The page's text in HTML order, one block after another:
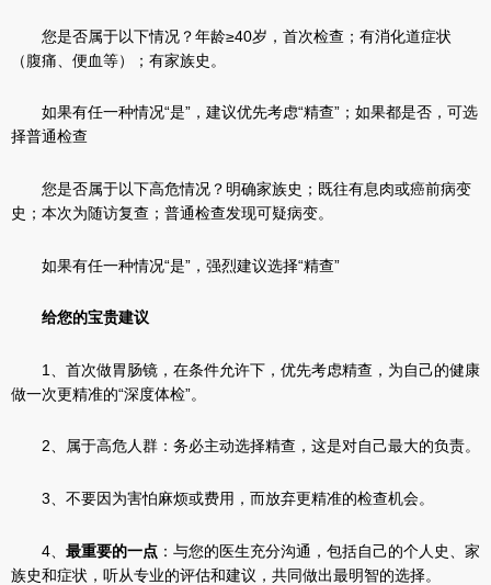
您是否属于以下情况？年龄≥40岁，首次检查；有消化道症状
（腹痛、便血等）；有家族史。
如果有任一种情况“是”，建议优先考虑“精查”；如果都是否，可选
择普通检查
您是否属于以下高危情况？明确家族史；既往有息肉或癌前病变
史；本次为随访复查；普通检查发现可疑病变。
如果有任一种情况“是”，强烈建议选择“精查”
给您的宝贵建议
1、首次做胃肠镜，在条件允许下，优先考虑精查，为自己的健康
做一次更精准的“深度体检”。
2、属于高危人群：务必主动选择精查，这是对自己最大的负责。
3、不要因为害怕麻烦或费用，而放弃更精准的检查机会。
4、 最重要的一点 ：与您的医生充分沟通，包括自己的个人史、家
族史和症状，听从专业的评估和建议，共同做出最明智的选择。